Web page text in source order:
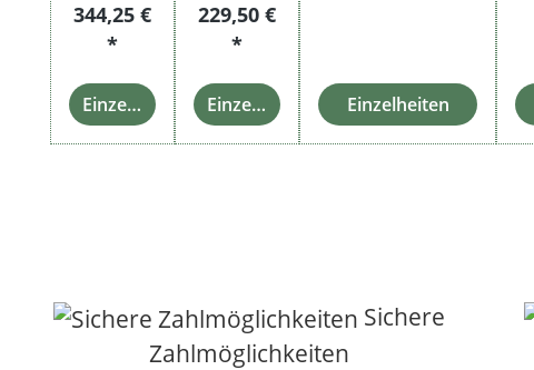
344,25 €
*
Einzelheiten
229,50 €
*
Einzelheiten Einzelheiten
Sichere
Zahlmöglichkeiten